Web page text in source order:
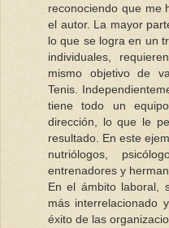
reconociendo que me
el autor. La mayor
lo que se logra en un
individuales,
mismo objetivo de
Tenis.
tiene todo un
dirección, lo que le
resultado. En este
nutriólogos,
entrenadores y
En el ámbito laboral,
más interrelacionado
éxito de las